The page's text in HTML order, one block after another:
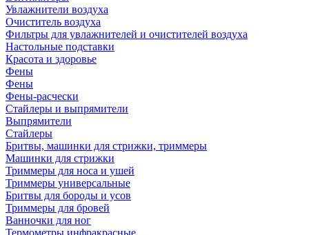
Увлажнители воздуха
Очиститель воздуха
Фильтры для увлажнителей и очистителей воздуха
Настольные подставки
Красота и здоровье
Фены
Фены
Фены-расчески
Стайлеры и выпрямители
Выпрямители
Стайлеры
Бритвы, машинки для стрижки, триммеры
Машинки для стрижки
Триммеры для носа и ушей
Триммеры универсальные
Бритвы для бороды и усов
Триммеры для бровей
Ванночки для ног
Термометры инфракрасные